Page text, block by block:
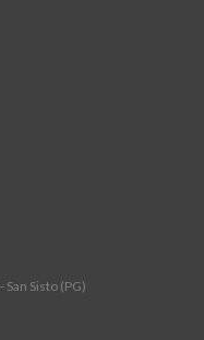
Sisto (PG)